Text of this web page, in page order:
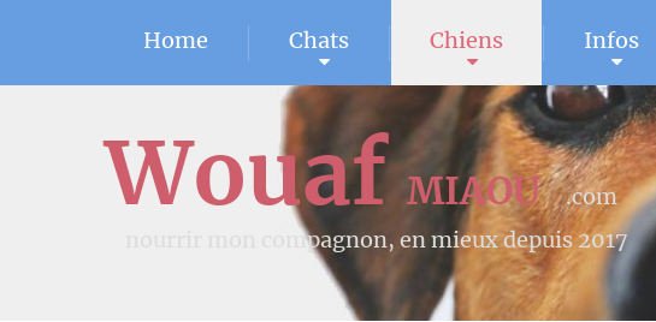
Home Chats Chiens Infos
WouafMIAOU
.com
nourrir mon compagnon, en mieux depuis 2017